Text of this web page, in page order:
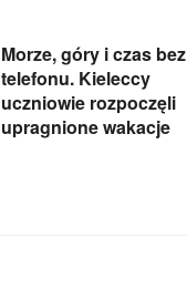
Morze, góry i czas bez
telefonu. Kieleccy
uczniowie rozpoczęli
upragnione wakacje